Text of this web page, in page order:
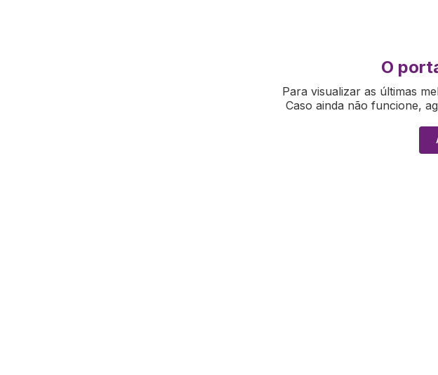
O
Para visualizar as últimas
Caso ainda não funcione,